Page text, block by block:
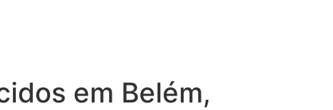
em Belém,